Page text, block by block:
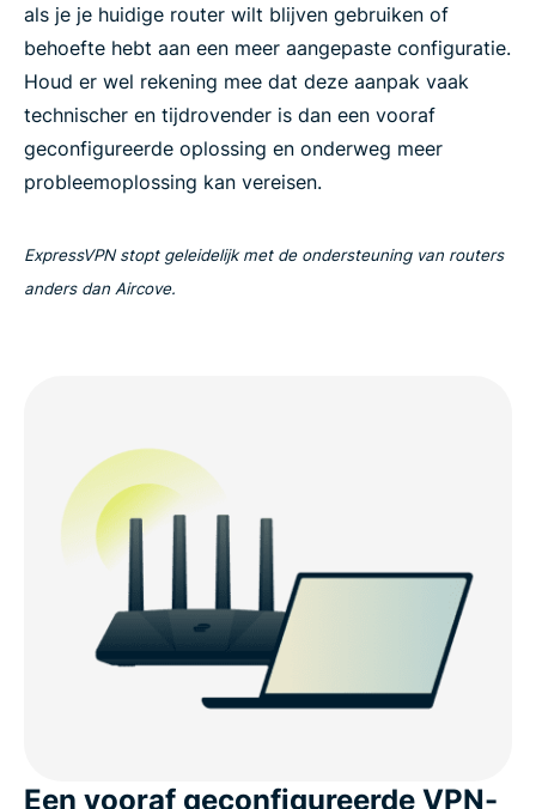
als je je huidige router wilt blijven gebruiken of
behoefte hebt aan een meer aangepaste configuratie.
Houd er wel rekening mee dat deze aanpak vaak
technischer en tijdrovender is dan een vooraf
geconfigureerde oplossing en onderweg meer
probleemoplossing kan vereisen.
ExpressVPN stopt geleidelijk met de ondersteuning van routers
anders dan Aircove.
Een vooraf geconfigureerde VPN-